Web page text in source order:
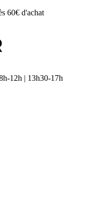
60€ d'achat
12h | 13h30-17h